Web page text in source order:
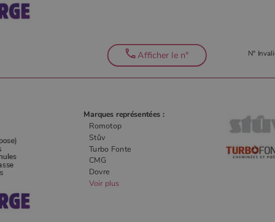
N°
Afficher le n°
Marques représentées :
Romotop
Stûv
Turbo Fonte
CMG
Dovre
Voir plus